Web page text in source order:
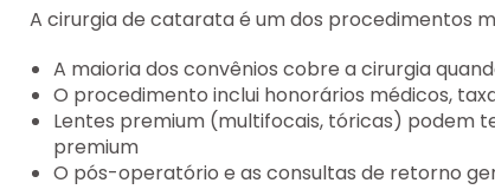
A cirurgia de catarata é um dos procedimentos
A maioria dos convênios cobre a cirurgia
O procedimento inclui honorários médicos,
Lentes premium (multifocais, tóricas) podem
premium
O pós-operatório e as consultas de retorno